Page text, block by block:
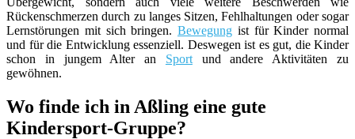
Rückenschmerzen durch zu langes Sitzen, Fehlhaltungen oder sogar
Lernstörungen mit sich bringen. Bewegung ist für Kinder normal
und für die Entwicklung essenziell. Deswegen ist es gut, die Kinder
schon in jungem Alter an Sportund andere Aktivitäten zu
gewöhnen.
Wo finde ich in Aßling eine gute
Kindersport-Gruppe?